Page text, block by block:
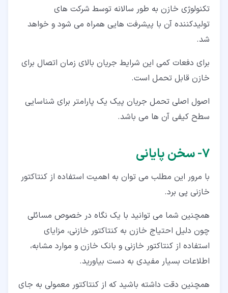
تکنولوژی خازن به طور سالانه توسط شرکت های
تولیدکننده آن با پیشرفت هایی همراه می شود و خواهد
شد.
برای دفعات کمی این شرایط جریان بالای زمان اتصال برای
خازن قابل تحمل است.
اصول اصلی تحمل جریان پیک یک پارامتر برای شناسایی
سطح کیفی آن ها می باشد.
۷‏- سخن پایانی
با مرور این مطلب می توان به اهمیت استفاده از کنتاکتور
خازنی پی برد.
همچنین شما می توانید با یک نگاه در خصوص مسائلی
چون دلیل احتیاج خازن به کنتاکتور خازنی، مزایای
استفاده از کنتاکتور خازنی و بانک خازن و موارد مشابه،
اطلاعات بسیار مفیدی به دست بیاورید.
همچنین دقت داشته باشید که از کنتاکتور معمولی به جای